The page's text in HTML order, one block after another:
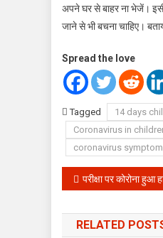
अपने घर से बाहर ना भेजें।
जाने से भी बचना चाहिए।
Spread the love
Tagged 14 days
Coronavirus in
coronavirus
Post
navigation
परीक्षा पर कोरोना हुआ
RELATED